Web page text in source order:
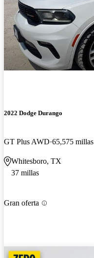
2022 Dodge Durango
GT Plus AWD 65,575 millas
Whitesboro, TX
37 millas
Gran oferta